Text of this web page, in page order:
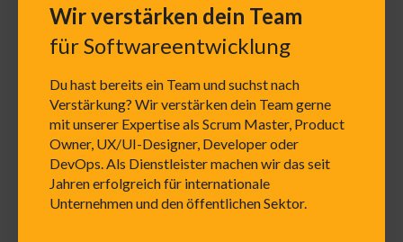
Wir verstärken dein Team
für Softwareentwicklung
Du hast bereits ein Team und suchst nach
Verstärkung? Wir verstärken dein Team gerne
mit unserer Expertise als Scrum Master, Product
Owner, UX/UI-Designer, Developer oder
DevOps. Als Dienstleister machen wir das seit
Jahren erfolgreich für internationale
Unternehmen und den öffentlichen Sektor.